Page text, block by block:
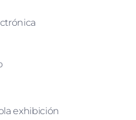
exhibición